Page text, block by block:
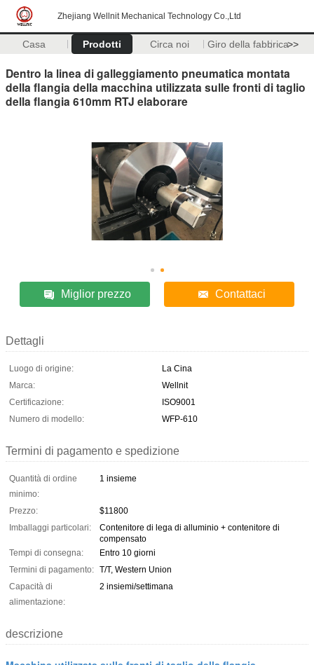
Zhejiang Wellnit Mechanical Technology Co.,Ltd
Casa Prodotti Circa noi Giro della fabbrica>>
Dentro la linea di galleggiamento pneumatica montata
della flangia della macchina utilizzata sulle fronti di taglio
della flangia 610mm RTJ elaborare
Miglior prezzo Contattaci
Dettagli
Luogo di origine:
La Cina
Marca:
Wellnit
Certificazione:
ISO9001
Numero di modello:
WFP-610
Termini di pagamento e spedizione
Quantità di ordine
minimo:
1 insieme
Prezzo:
$11800
Imballaggi particolari:
Contenitore di lega di alluminio + contenitore di
compensato
Tempi di consegna:
Entro 10 giorni
Termini di pagamento: T/T, Western Union
Capacità di
alimentazione:
2 insiemi/settimana
descrizione